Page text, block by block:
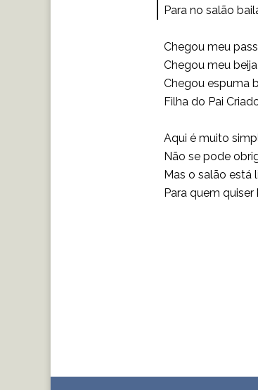
Para no salão
Chegou meu
Chegou meu
Chegou espuma
Filha do Pai
Aqui é muito
Não se pode
Mas o salão está
Para quem quiser